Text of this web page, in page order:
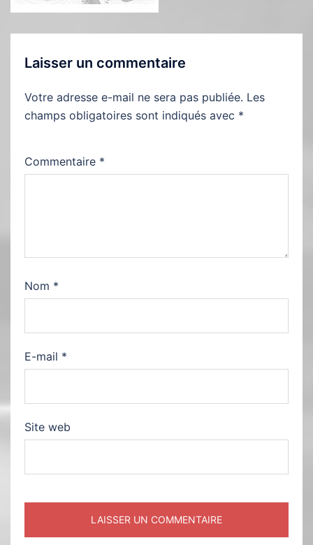
Laisser un commentaire
Votre adresse e-mail ne sera pas publiée. Les
champs obligatoires sont indiqués avec *
Commentaire *
Nom *
E-mail *
Site web